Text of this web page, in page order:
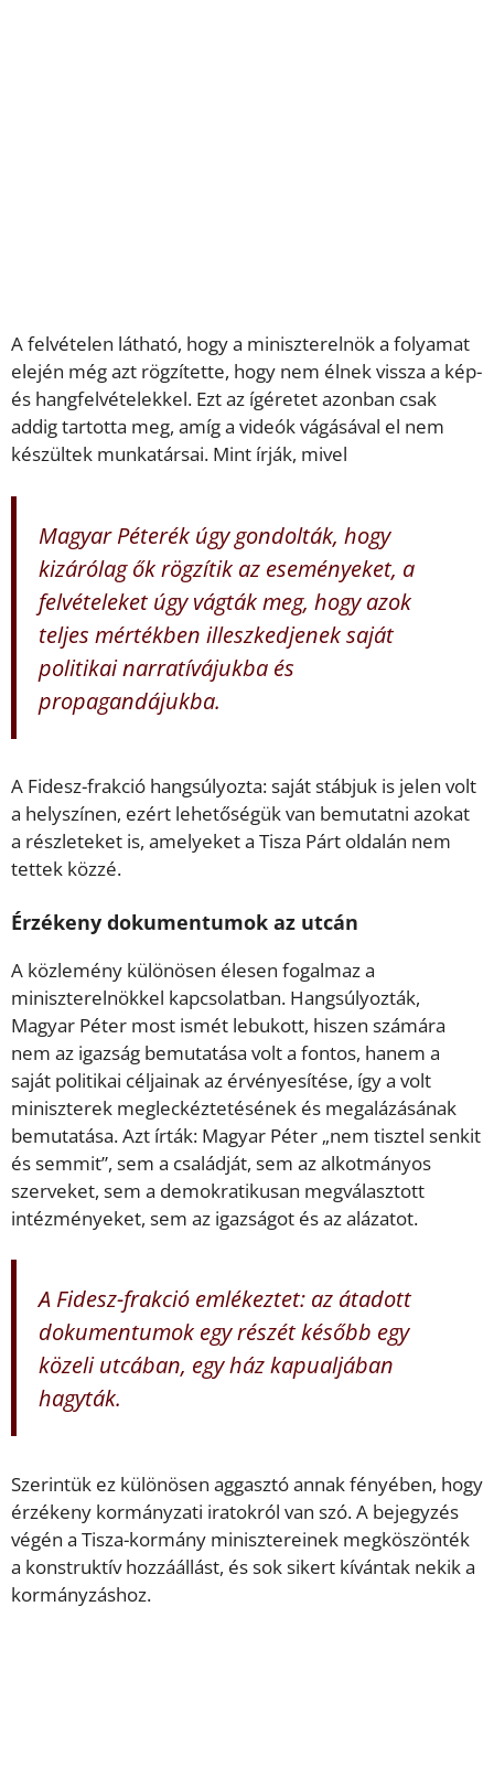
A felvételen látható, hogy a miniszterelnök a folyamat
elején még azt rögzítette, hogy nem élnek vissza a kép-
és hangfelvételekkel. Ezt az ígéretet azonban csak
addig tartotta meg, amíg a videók vágásával el nem
készültek munkatársai. Mint írják, mivel
Magyar Péterék úgy gondolták, hogy
kizárólag ők rögzítik az eseményeket, a
felvételeket úgy vágták meg, hogy azok
teljes mértékben illeszkedjenek saját
politikai narratívájukba és
propagandájukba.
A Fidesz-frakció hangsúlyozta: saját stábjuk is jelen volt
a helyszínen, ezért lehetőségük van bemutatni azokat
a részleteket is, amelyeket a Tisza Párt oldalán nem
tettek közzé.
Érzékeny dokumentumok az utcán
A közlemény különösen élesen fogalmaz a
miniszterelnökkel kapcsolatban. Hangsúlyozták,
Magyar Péter most ismét lebukott, hiszen számára
nem az igazság bemutatása volt a fontos, hanem a
saját politikai céljainak az érvényesítése, így a volt
miniszterek megleckéztetésének és megalázásának
bemutatása. Azt írták: Magyar Péter „nem tisztel senkit
és semmit”, sem a családját, sem az alkotmányos
szerveket, sem a demokratikusan megválasztott
intézményeket, sem az igazságot és az alázatot.
A Fidesz-frakció emlékeztet: az átadott
dokumentumok egy részét később egy
közeli utcában, egy ház kapualjában
hagyták.
Szerintük ez különösen aggasztó annak fényében, hogy
érzékeny kormányzati iratokról van szó. A bejegyzés
végén a Tisza-kormány minisztereinek megköszönték
a konstruktív hozzáállást, és sok sikert kívántak nekik a
kormányzáshoz.